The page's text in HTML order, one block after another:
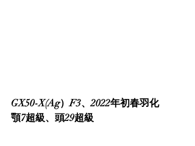
GX50-X(Ag）F3、2022年初春羽化
顎7超級、頭29超級